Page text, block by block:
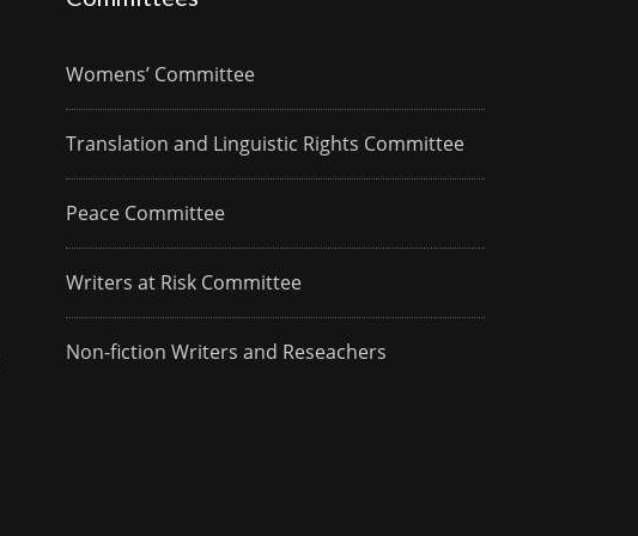
Womens’ Committee
Translation and Linguistic Rights Committee
Peace Committee
Writers at Risk Committee
Non-fiction Writers and Reseachers